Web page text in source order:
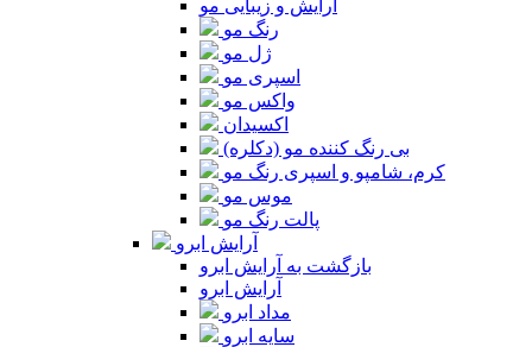
آرایش و زیبایی مو
رنگ مو
ژل مو
اسپری مو
واکس مو
اکسیدان
بی رنگ کننده مو (دکلره)
کرم، شامپو و اسپری رنگ مو
موس مو
پالت رنگ مو
آرایش ابرو
بازگشت به آرایش ابرو
آرایش ابرو
مداد ابرو
سایه ابرو